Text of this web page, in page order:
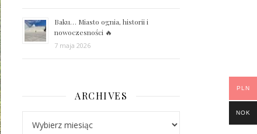
Baku… Miasto ognia, historii i
nowoczesności 🔥
7 maja 2026
ARCHIVES
PLN
NOK